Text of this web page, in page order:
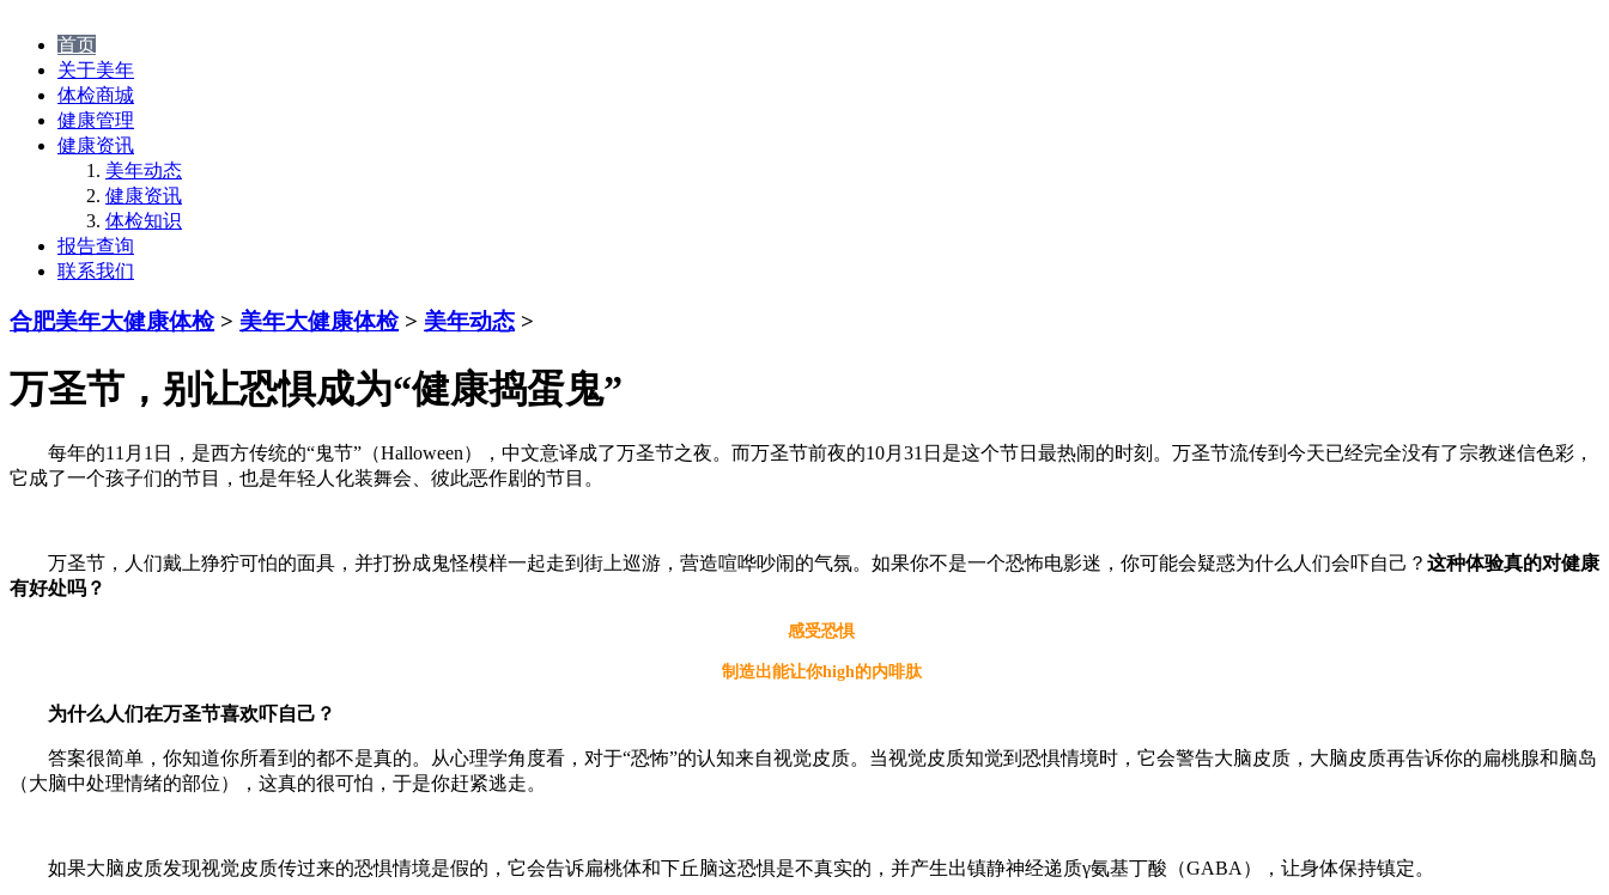
首页
关于美年
体检商城
健康管理
健康资讯
美年动态
健康资讯
体检知识
报告查询
联系我们
合肥美年大健康体检> 美年大健康体检> 美年动态 >
万圣节，别让恐惧成为“健康捣蛋鬼”
每年的11月1日，是西方传统的“鬼节”（Halloween），中文意译成了万圣节之夜。而万圣节前夜的10月31日是这个节日最热闹的时刻。万圣节流传到今天已经完全没有了宗教迷信色彩，
它成了一个孩子们的节目，也是年轻人化装舞会、彼此恶作剧的节目。
万圣节，人们戴上狰狞可怕的面具，并打扮成鬼怪模样一起走到街上巡游，营造喧哗吵闹的气氛。如果你不是一个恐怖电影迷，你可能会疑惑为什么人们会吓自己？ 这种体验真的对健康
有好处吗？
感受恐惧
制造出能让你high的内啡肽
为什么人们在万圣节喜欢吓自己？
答案很简单，你知道你所看到的都不是真的。从心理学角度看，对于“恐怖”的认知来自视觉皮质。当视觉皮质知觉到恐惧情境时，它会警告大脑皮质，大脑皮质再告诉你的扁桃腺和脑岛
（大脑中处理情绪的部位），这真的很可怕，于是你赶紧逃走。
如果大脑皮质发现视觉皮质传过来的恐惧情境是假的，它会告诉扁桃体和下丘脑这恐惧是不真实的，并产生出镇静神经递质γ氨基丁酸（GABA），让身体保持镇定。